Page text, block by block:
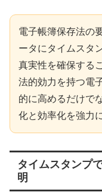
電子帳簿保存法の
ータにタイムスタ
真実性を確保する
法的効力を持つ電
的に高めるだけで
化と効率化を強力
タイムスタンプ
明